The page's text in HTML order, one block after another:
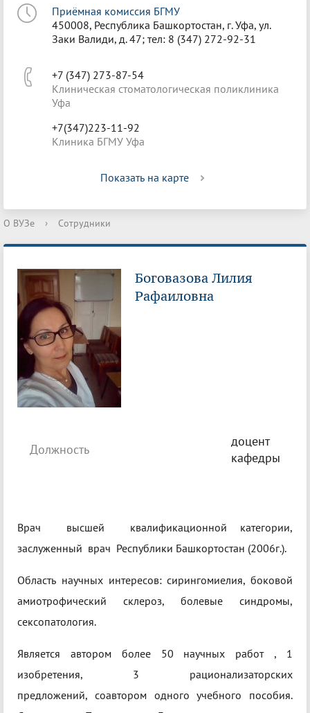
Приёмная комиссия БГМУ
450008, Республика Башкортостан, г. Уфа, ул.
Заки Валиди, д. 47; тел: 8 (347) 272-92-31
+7 (347) 273-87-54
Клиническая стоматологическая поликлиника
Уфа
+7(347)223-11-92
Клиника БГМУ Уфа
Показать на карте
О ВУЗе › Сотрудники
Боговазова Лилия
Рафаиловна
Должность
доцент
кафедры
Врач высшей квалификационной категории,
заслуженный врач Республики Башкортостан (2006г.).
Область научных интересов: сирингомиелия, боковой
амиотрофический склероз, болевые синдромы,
сексопатология.
Является автором более 50 научных работ , 1
изобретения, 3 рационализаторских
предложений, соавтором одного учебного пособия.